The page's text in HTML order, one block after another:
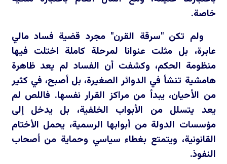
خاصة.
ولم تكن "سرقة القرن" مجرد قضية فساد مالي
عابرة، بل مثلت عنوانا لمرحلة كاملة اختلت فيها
منظومة الحكم، وكشفت أن الفساد لم يعد ظاهرة
هامشية تنشأ في الدوائر الصغيرة، بل أصبح، في كثير
من الأحيان، يبدأ من مراكز القرار نفسها. فاللص لم
يعد يتسلل من الأبواب الخلفية، بل يدخل إلى
مؤسسات الدولة من أبوابها الرسمية، يحمل الأختام
القانونية، ويتمتع بغطاء سياسي وحماية من أصحاب
النفوذ.